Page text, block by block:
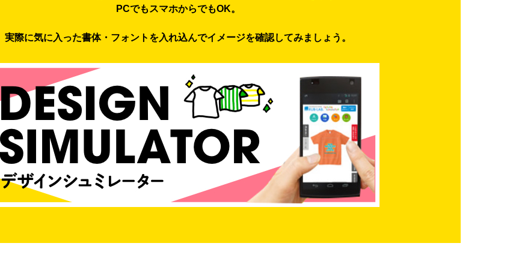
PCでもスマホからでもOK。
実際に気に入った書体・フォントを入れ込んでイメージを確認してみましょう。